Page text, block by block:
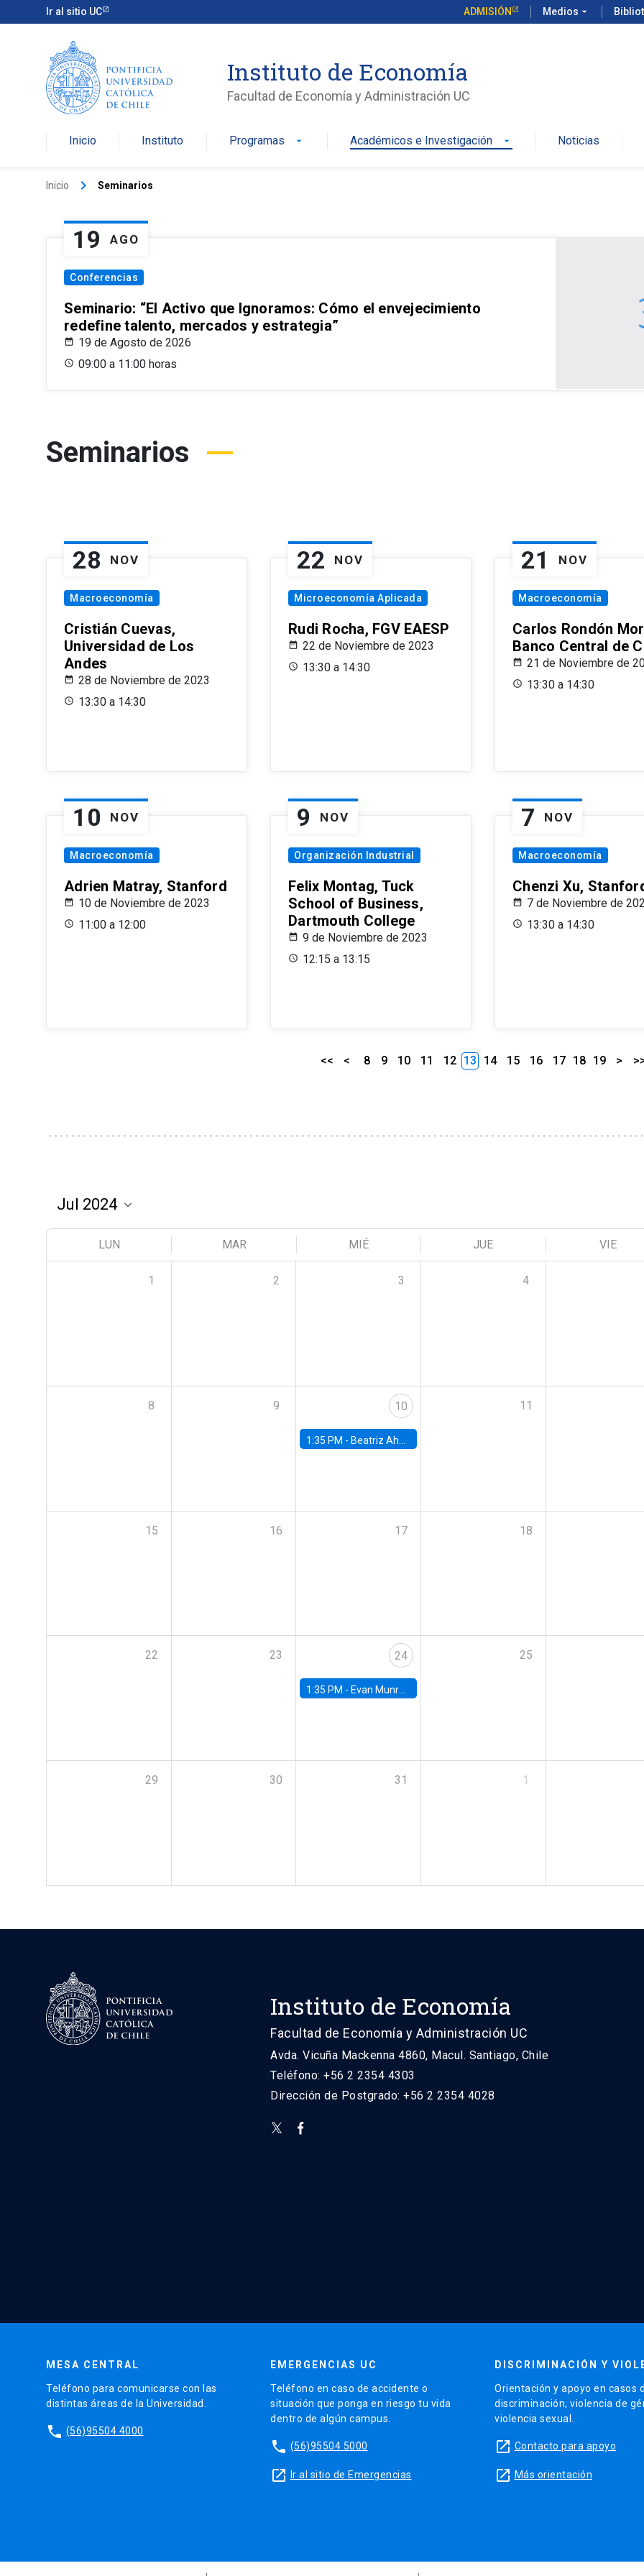
Ir al sitio UC ADMISIÓN Medios arrow_drop_down
Instituto de Economía
Facultad de Economía y Administración UC
Inicio Instituto Programas arrow_drop_down Académicos e Investigación arrow_drop_down Noticias
Inicio keyboard_arrow_right Seminarios
19 AGO
Conferencias
Seminario: “El Activo que Ignoramos: Cómo el envejecimiento
redefine talento, mercados y estrategia”
19 de Agosto de 2026
09:00 a 11:00 horas
Seminarios
28 NOV
Macroeconomía
Cristián Cuevas,
Universidad de Los
Andes
28 de Noviembre de 2023
13:30 a 14:30
22 NOV
Microeconomía Aplicada
Rudi Rocha, FGV EAESP
22 de Noviembre de 2023
13:30 a 14:30
21 NOV
Macroeconomía
Carlos Rondón
Banco Central de
21 de Noviembre de
13:30 a 14:30
10 NOV
Macroeconomía
Adrien Matray, Stanford
10 de Noviembre de 2023
11:00 a 12:00
9 NOV
Organización Industrial
Felix Montag, Tuck
School of Business,
Dartmouth College
9 de Noviembre de 2023
12:15 a 13:15
7 NOV
Macroeconomía
Chenzi Xu,
7 de Noviembre de
13:30 a 14:30
<< < 8 9 10 11 12 13 14 15 16 17 18 19 >
LUN MAR MIÉ JUE VIE
1 2 3 4
8 9 10
1:35 PM - Beatriz Ahumada, PhD candidate, Universidad de Pittsburgh
11
15 16 17 18
22 23 24
1:35 PM - Evan Munro, Neyman Visiting Assistant Professor in the Department of Statistics at UC Berkeley
25
29 30 31 1
Instituto de Economía
Facultad de Economía y Administración UC
Avda. Vicuña Mackenna 4860, Macul. Santiago, Chile
Teléfono: +56 2 2354 4303
Dirección de Postgrado: +56 2 2354 4028
MESA CENTRAL
Teléfono para comunicarse con las
distintas áreas de la Universidad.
phone (56)95504 4000
EMERGENCIAS UC
Teléfono en caso de accidente o
situación que ponga en riesgo tu vida
dentro de algún campus.
phone (56)95504 5000
launch Ir al sitio de Emergencias
DISCRIMINACIÓN Y
Orientación y apoyo en casos
discriminación, violencia de
violencia sexual.
launch Contacto para apoyo
launch Más orientación